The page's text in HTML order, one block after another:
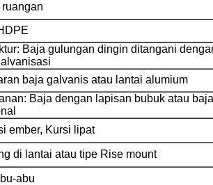
Baja gulungan dingin ditangani
baja galvanis atau lantai alumium
Baja dengan lapisan bubuk atau
ember, Kursi lipat
di lantai atau tipe Rise mount
abu